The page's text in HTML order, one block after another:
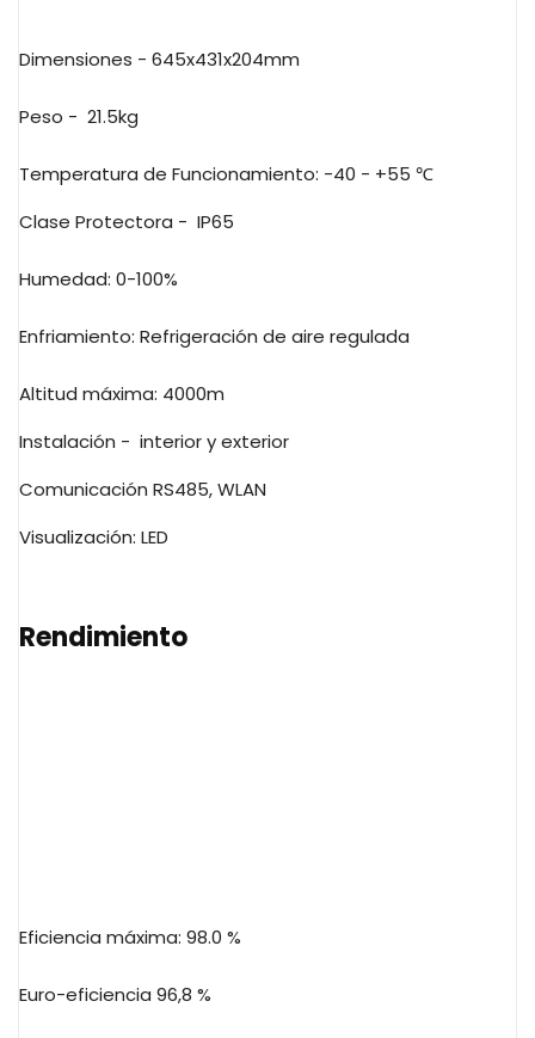
Dimensiones - 645x431x204mm
Peso - 21.5kg
Temperatura de Funcionamiento: -40 - +55 ℃
Clase Protectora - IP65
Humedad: 0-100%
Enfriamiento: Refrigeración de aire regulada
Altitud máxima: 4000m
Instalación - interior y exterior
Comunicación RS485, WLAN
Visualización: LED
Rendimiento
Eficiencia máxima: 98.0 %
Euro-eficiencia 96,8 %